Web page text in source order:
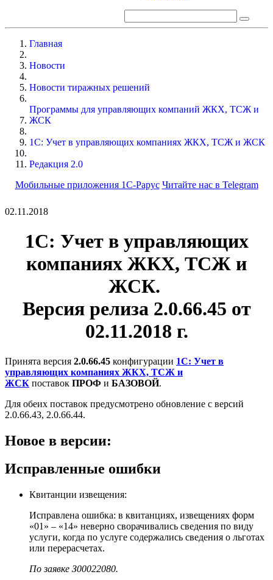
Главная
Новости
Новости тиражных решений
Программы для управляющих компаний ЖКХ, ТСЖ и
ЖСК
1С: Учет в управляющих компаниях ЖКХ, ТСЖ и ЖСК
Редакция 2.0
Мобильные приложения 1С-Рарус Читайте нас в Telegram
02.11.2018
1С: Учет в управляющих
компаниях ЖКХ, ТСЖ и
ЖСК.
Версия релиза 2.0.66.45 от
02.11.2018 г.
Принята версия 2.0.66.45 конфигурации 1С: Учет в
управляющих компаниях ЖКХ, ТСЖ и
ЖСК поставок ПРОФ и БАЗОВОЙ.
Для обеих поставок предусмотрено обновление с версий
2.0.66.43, 2.0.66.44.
Новое в версии:
Исправленные ошибки
Квитанции извещения:
Исправлена ошибка: в квитанциях, извещениях форм
«01» – «14» неверно сворачивались сведения по виду
услуги, когда по услуге содержались сведения о льготах
или перерасчетах.
По заявке З00022080.